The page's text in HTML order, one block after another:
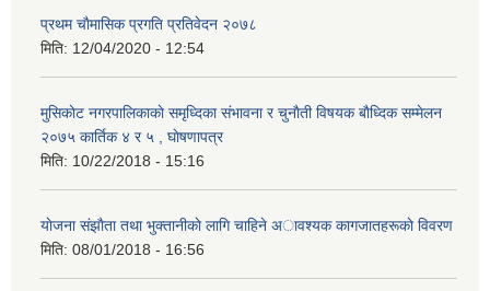
प्रथम चाैमासिक प्रगति प्रतिवेदन २०७८
मिति: 12/04/2020 - 12:54
मुसिकाेट नगरपालिकाकाे समृध्दिका संभावना र चुनाैती विषयक बाैध्दिक सम्मेलन
२०७५ कार्तिक ४ र ५ , घाेषणापत्र
मिति: 10/22/2018 - 15:16
याेजना संझाैता तथा भुक्तानीकाे लागि चाहिने अावश्यक कागजातहरूकाे विवरण
मिति: 08/01/2018 - 16:56